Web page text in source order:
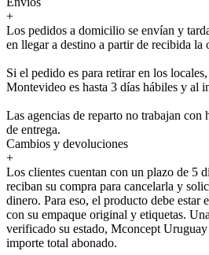
+
Los pedidos a domicilio se envían y
en llegar a destino a partir de recibida la
Si el pedido es para retirar en los
Montevideo es hasta 3 días hábiles y al
Las agencias de reparto no trabajan con
de entrega.
Cambios y devoluciones
+
Los clientes cuentan con un plazo de 5
reciban su compra para cancelarla y
dinero. Para eso, el producto debe estar
con su empaque original y etiquetas.
verificado su estado, Mconcept
importe total abonado.